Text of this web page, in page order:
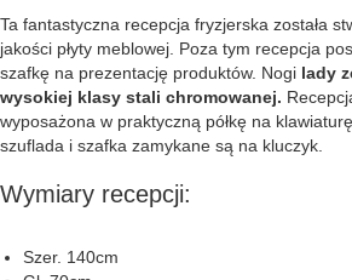
Ta fantastyczna recepcja fryzjerska została
jakości płyty meblowej. Poza tym recepcja
szafkę na prezentację produktów. Nogi lady
wysokiej klasy stali chromowanej.
wyposażona w praktyczną półkę na
szuflada i szafka zamykane są na kluczyk.
Wymiary recepcji:
Szer. 140cm